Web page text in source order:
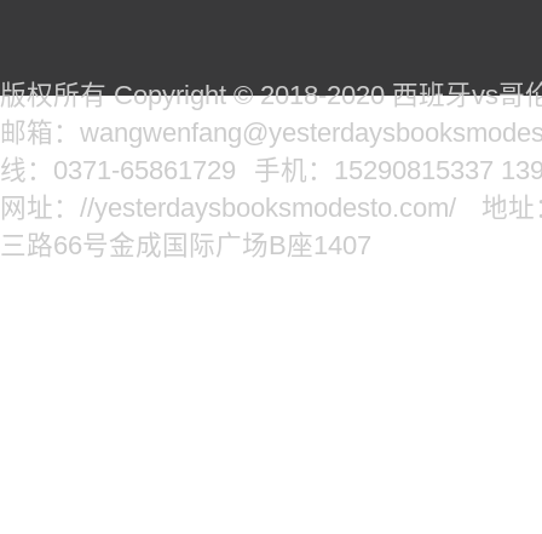
版权所有 Copyright © 2018-2020 西班牙vs哥
邮箱：
线：0371-65861729
手机：15290815337
网址：//yesterdaysbooksmodesto.com/
地址
三路66号金成国际广场B座1407